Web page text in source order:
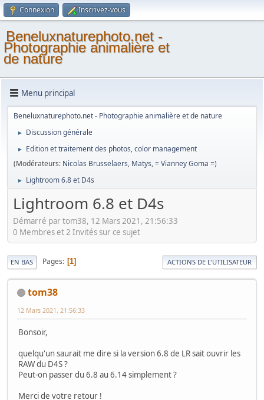
Connexion Inscrivez-vous
Beneluxnaturephoto.net -
Photographie animalière et
de nature
Menu principal
Beneluxnaturephoto.net - Photographie animalière et de nature
► Discussion générale
►
Edition et traitement des photos, color management
(Modérateurs: Nicolas Brusselaers, Matys,= Vianney Goma =)
► Lightroom 6.8 et D4s
Lightroom 6.8 et D4s
Démarré par tom38, 12 Mars 2021, 21:56:33
0 Membres et 2 Invités sur ce sujet
EN BAS Pages 1 ACTIONS DE L'UTILISATEUR
tom38
12 Mars 2021, 21:56:33
Bonsoir,
quelqu'un saurait me dire si la version 6.8 de LR sait ouvrir les
RAW du D4S ?
Peut-on passer du 6.8 au 6.14 simplement ?
Merci de votre retour !